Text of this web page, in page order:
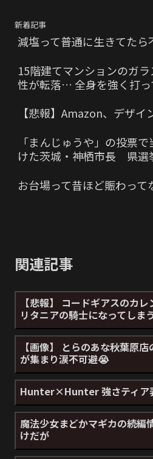
新着記事
減塩って普通に生きてた
15階建てマンションのガ
性が転落… 全身を強く打っ
【悲報】Amazon、デザイ
「まんじゅうや」の投票
けた茨城・神栖市長 県選
お台場って昔ほど賑わって
関連記事
【悲報】 コードギアスのカ
リタニアの騎士になってしまう
【画像】 とらのあな秋葉原
が集まり涙不可避😭
Hunter×Hunter 強さティア
魔法少女まどかマギカの続編
けだが